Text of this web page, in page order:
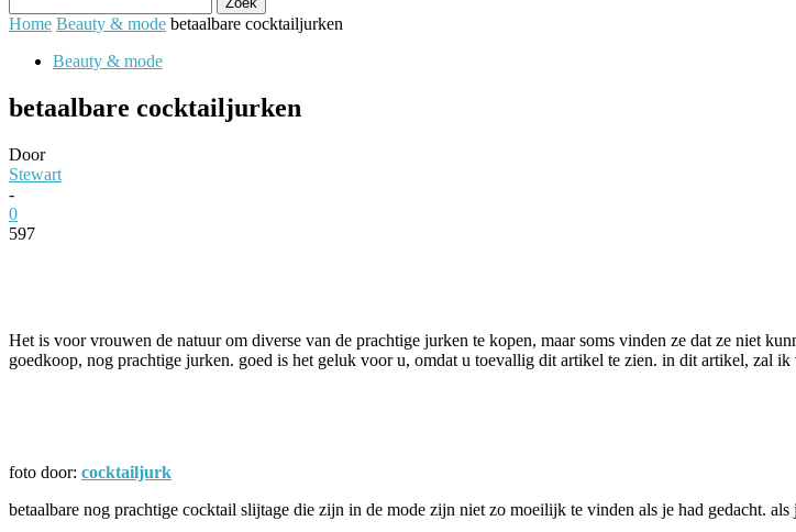
Home Beauty & mode betaalbare cocktailjurken
Beauty & mode
betaalbare cocktailjurken
Door
Stewart
-
0
597
Het is voor vrouwen de natuur om diverse van de prachtige jurken te kopen, maar soms vinden ze dat ze niet
goedkoop, nog prachtige jurken. goed is het geluk voor u, omdat u toevallig dit artikel te zien. in dit artikel, zal
foto door: cocktailjurk
betaalbare nog prachtige cocktail slijtage die zijn in de mode zijn niet zo moeilijk te vinden als je had gedacht.